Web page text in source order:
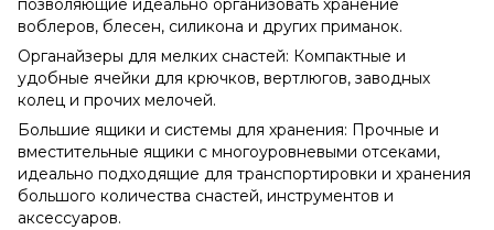
позволяющие идеально организовать хранение
воблеров, блесен, силикона и других приманок.
Органайзеры для мелких снастей: Компактные и
удобные ячейки для крючков, вертлюгов, заводных
колец и прочих мелочей.
Большие ящики и системы для хранения: Прочные и
вместительные ящики с многоуровневыми отсеками,
идеально подходящие для транспортировки и хранения
большого количества снастей, инструментов и
аксессуаров.